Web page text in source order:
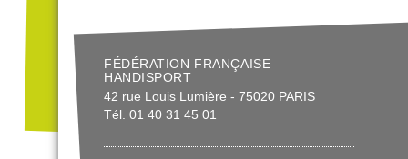
FÉDÉRATION FRANÇAISE
HANDISPORT
42 rue Louis Lumière - 75020 PARIS
Tél. 01 40 31 45 01